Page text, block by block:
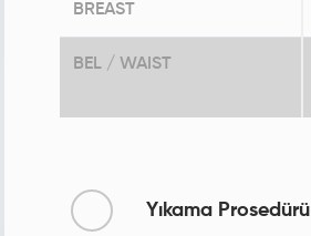
BREAST
BEL / WAIST
Yıkama Prosedürü